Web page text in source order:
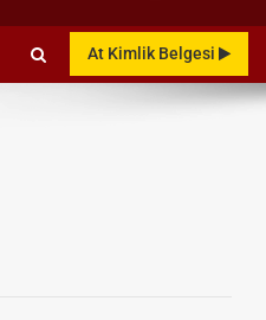
ATLI
At Kimlik Belgesi